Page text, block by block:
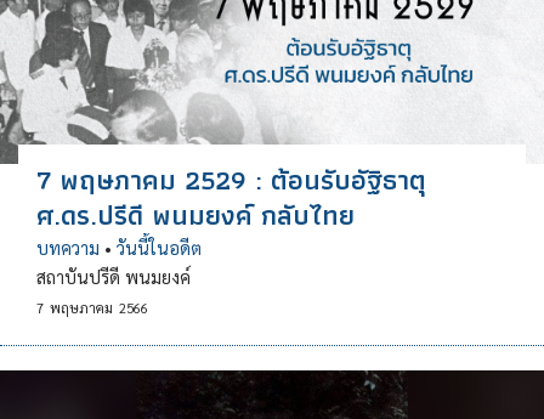
7 พฤษภาคม 2529 : ต้อนรับอัฐิธาตุ
ศ.ดร.ปรีดี พนมยงค์ กลับไทย
บทความ • วันนี้ในอดีต
สถาบันปรีดี พนมยงค์
7 พฤษภาคม 2566